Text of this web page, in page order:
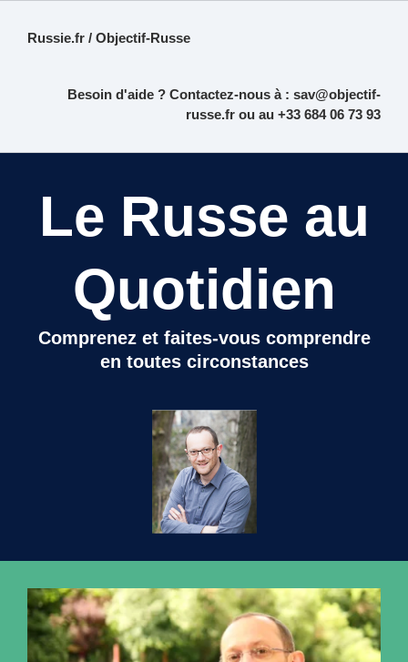
Russie.fr / Objectif-Russe
Besoin d'aide ? Contactez-nous à : sav@objectif-
russe.fr ou au +33 684 06 73 93
Le Russe au
Quotidien
Comprenez et faites-vous comprendre
en toutes circonstances